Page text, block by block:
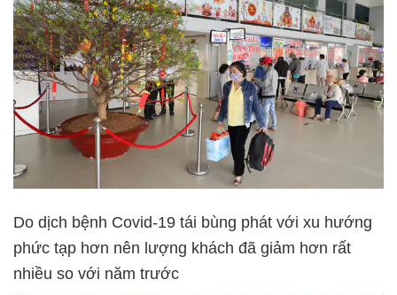
Do dịch bệnh Covid-19 tái bùng phát với xu hướng
phức tạp hơn nên lượng khách đã giảm hơn rất
nhiều so với năm trước